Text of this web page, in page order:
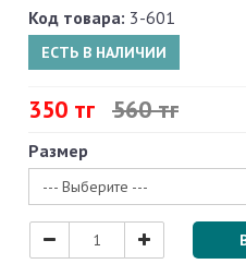
Код товара: 3-601
ЕСТЬ В НАЛИЧИИ
350 тг 560 тг
Размер
--- Выберите ---